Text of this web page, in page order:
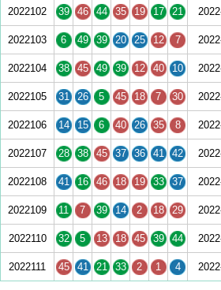
2022102 39 46 44 35 19 17 21
2022103 6 49 39 20 25 12 7
2022104 38 45 49 39 12 40 10
2022105 31 26 5 45 18 7 30
2022106 14 15 6 40 26 35 8
2022107 28 38 45 37 36 41 42
2022108 41 16 46 18 19 33 37
2022109 11 7 39 14 2 18 29
2022110 32 5 13 18 45 39 44
2022111 45 41 21 33 2 1 4